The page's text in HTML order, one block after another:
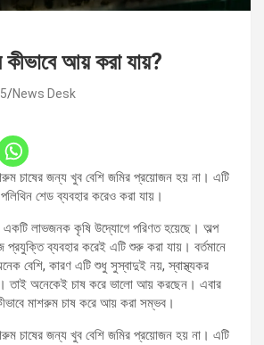
কীভাবে আয় করা যায়?
News Desk
চাষের জন্য খুব বেশি জমির প্রয়োজন হয় না। এটি
শেড ব্যবহার করেও করা যায়।
লাভজনক কৃষি উদ্যোগে পরিণত হয়েছে। অল্প
ব্যবহার করেই এটি শুরু করা যায়। বর্তমানে
বেশি, কারণ এটি শুধু সুস্বাদুই নয়, স্বাস্থ্যকর
তাই অনেকেই চাষ করে ভালো আয় করছেন। এবার
কীভাবে মাশরুম চাষ করে আয় করা সম্ভব।
চাষের জন্য খুব বেশি জমির প্রয়োজন হয় না। এটি